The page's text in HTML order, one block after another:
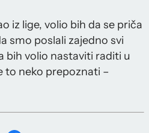
iz lige, volio bih da se priča
smo poslali zajedno svi
bih volio nastaviti raditi u
to neko prepoznati –